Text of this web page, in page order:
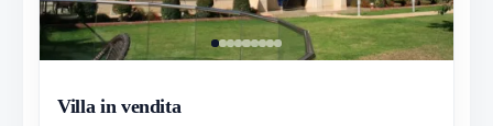
Villa in vendita